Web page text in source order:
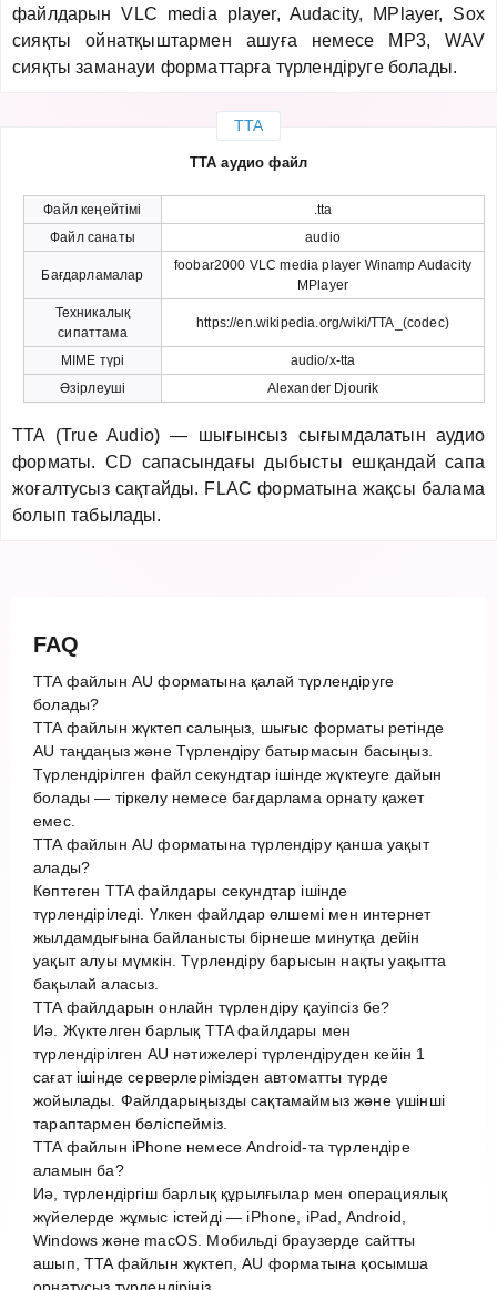
файлдарын VLC media player, Audacity, MPlayer, Sox
сияқты ойнатқыштармен ашуға немесе MP3, WAV
сияқты заманауи форматтарға түрлендіруге болады.
TTA
TTA аудио файл
Файл кеңейтімі
.tta
Файл санаты
audio
Бағдарламалар
foobar2000 VLC media player Winamp Audacity
MPlayer
Техникалық
сипаттама
https://en.wikipedia.org/wiki/TTA_(codec)
MIME түрі
audio/x-tta
Әзірлеуші
Alexander Djourik
TTA (True Audio) — шығынсыз сығымдалатын аудио
форматы. CD сапасындағы дыбысты ешқандай сапа
жоғалтусыз сақтайды. FLAC форматына жақсы балама
болып табылады.
FAQ
TTA файлын AU форматына қалай түрлендіруге
болады?
TTA файлын жүктеп салыңыз, шығыс форматы ретінде
AU таңдаңыз және Түрлендіру батырмасын басыңыз.
Түрлендірілген файл секундтар ішінде жүктеуге дайын
болады — тіркелу немесе бағдарлама орнату қажет
емес.
TTA файлын AU форматына түрлендіру қанша уақыт
алады?
Көптеген TTA файлдары секундтар ішінде
түрлендіріледі. Үлкен файлдар өлшемі мен интернет
жылдамдығына байланысты бірнеше минутқа дейін
уақыт алуы мүмкін. Түрлендіру барысын нақты уақытта
бақылай аласыз.
TTA файлдарын онлайн түрлендіру қауіпсіз бе?
Иә. Жүктелген барлық TTA файлдары мен
түрлендірілген AU нәтижелері түрлендіруден кейін 1
сағат ішінде серверлерімізден автоматты түрде
жойылады. Файлдарыңызды сақтамаймыз және үшінші
тараптармен бөліспейміз.
TTA файлын iPhone немесе Android-та түрлендіре
аламын ба?
Иә, түрлендіргіш барлық құрылғылар мен операциялық
жүйелерде жұмыс істейді — iPhone, iPad, Android,
Windows және macOS. Мобильді браузерде сайтты
ашып, TTA файлын жүктеп, AU форматына қосымша
орнатусыз түрлендіріңіз.